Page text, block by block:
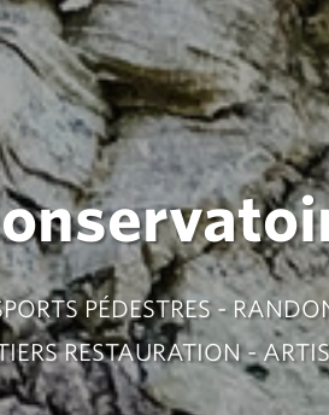
PÉDESTRES -
RESTAURATION -